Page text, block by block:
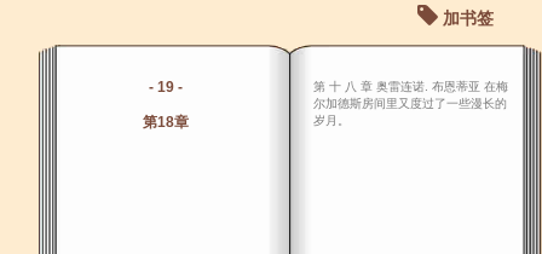
加书签
- 19 -
第18章
第 十 八 章 奥雷连诺. 布恩蒂亚 在梅
尔加德斯房间里又度过了一些漫长的
岁月。